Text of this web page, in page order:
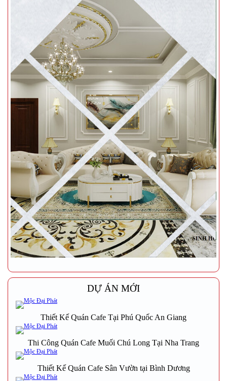
DỰ ÁN MỚI
Thiết Kế Quán Cafe Tại Phú Quốc An Giang
Thi Công Quán Cafe Muối Chú Long Tại Nha Trang
Thiết Kế Quán Cafe Sân Vườn tại Bình Dương